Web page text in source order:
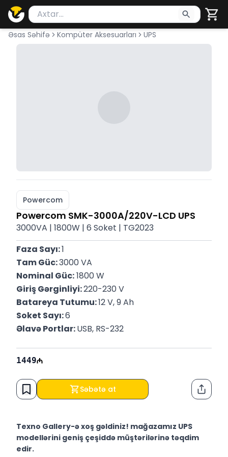
Məhsul axtar
Axtarış üçün ən azı 2 simvol yazın. Göndərmək
Əsas Səhifə Kompüter Aksesuarları UPS
Powercom
Powercom SMK-3000A/220V-LCD UPS
3000VA | 1800W | 6 Soket | TG2023
Faza Sayı: 1
Tam Güc: 3000 VA
Nominal Güc: 1800 W
Giriş Gərginliyi: 220-230 V
Batareya Tutumu: 12 V, 9 Ah
Soket Sayı: 6
Əlavə Portlar: USB, RS-232
1449
Səbətə at
Texno Gallery-ə xoş gəldiniz! mağazamız UPS
modellərini geniş çeşiddə müştərilərinə təqdim
edir.